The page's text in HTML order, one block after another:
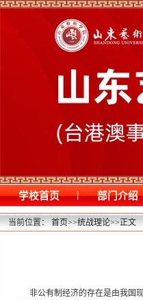
学校首页 | 部门介绍
当前位置：首页>>统战理论>>正文
非公有制经济的存在是由我国